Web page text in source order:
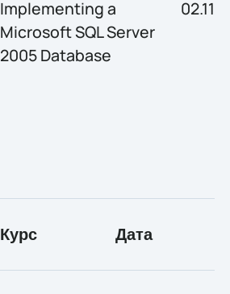
Implementing a
Microsoft SQL Server
2005 Database
02.11-
Курс Дата